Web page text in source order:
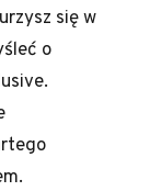
się w
o